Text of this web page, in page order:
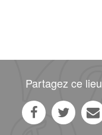
Partagez ce lieu